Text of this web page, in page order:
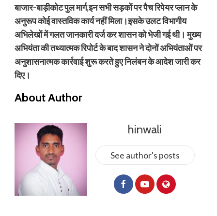
बाजार-बाड़ीकोट पुल मार्ग,इन सभी सड़कों पर पैच रिपेयर प्लान के
अनुरूप कोई वास्तविक कार्य नहीं मिला।इसके उलट विभागीय
अभिलेखों में गलत जानकारी दर्ज कर शासन को भेजी गई थी। मुख्य
अभियंता की तथ्यात्मक रिपोर्ट के बाद शासन ने दोनों अभियंताओं पर
अनुशासनात्मक कार्रवाई शुरू करते हुए निलंबन के आदेश जारी कर
दिए।
About Author
hinwali
See author's posts